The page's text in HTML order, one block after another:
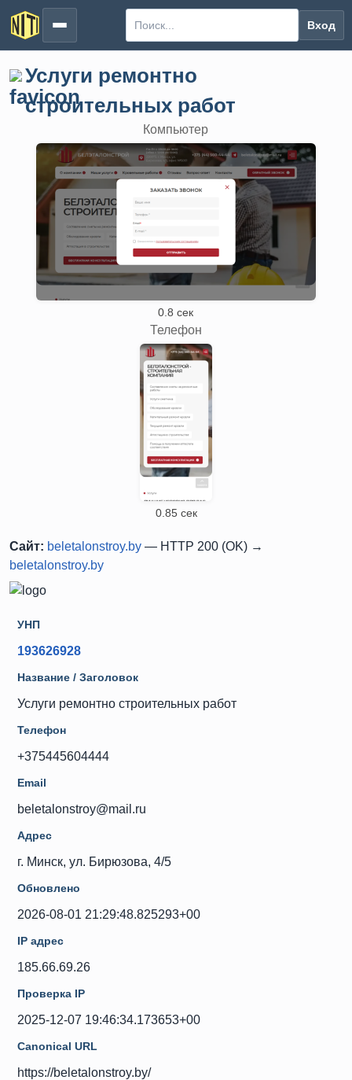
Вход
Услуги ремонтно
строительных работ
Компьютер
0.8 сек
Телефон
0.85 сек
Сайт: beletalonstroy.by — HTTP 200 (OK) →
beletalonstroy.by
УНП
193626928
Название / Заголовок
Услуги ремонтно строительных работ
Телефон
+375445604444
Email
beletalonstroy@mail.ru
Адрес
г. Минск, ул. Бирюзова, 4/5
Обновлено
2026-08-01 21:29:48.825293+00
IP адрес
185.66.69.26
Проверка IP
2025-12-07 19:46:34.173653+00
Canonical URL
https://beletalonstroy.by/